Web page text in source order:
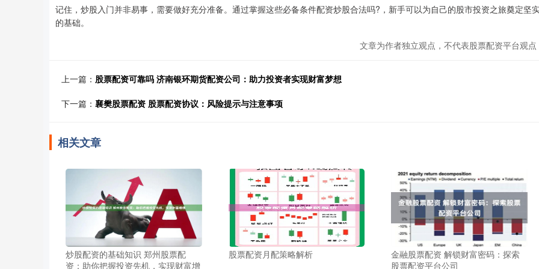
记住，炒股入门并非易事，需要做好充分准备。通过掌握这些必备条件配资炒股合法吗?，新手可以为自己的股市投资之旅奠定坚
的基础。
文章为作者独立观点，不代表股票配资平台观点
上一篇： 股票配资可靠吗 济南银环期货配资公司：助力投资者实现财富梦想
下一篇： 襄樊股票配资 股票配资协议：风险提示与注意事项
相关文章
炒股配资的基础知识 郑州股票配
资：助你把握投资先机，实现财富增
股票配资月配策略解析
金融股票配资 解锁财富密码：探索
股票配资平台公司